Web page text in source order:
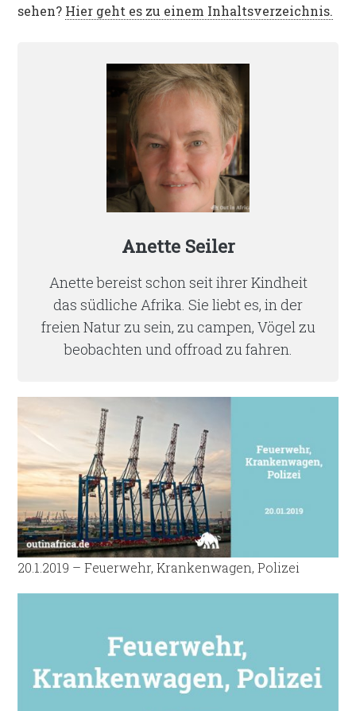
sehen? Hier geht es zu einem Inhaltsverzeichnis.
Anette Seiler
Anette bereist schon seit ihrer Kindheit
das südliche Afrika. Sie liebt es, in der
freien Natur zu sein, zu campen, Vögel zu
beobachten und offroad zu fahren.
20.1.2019 – Feuerwehr, Krankenwagen, Polizei